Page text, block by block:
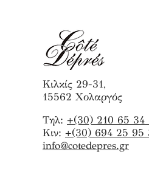
Κιλκίς 29-31,
15562 Χολαργός
Τηλ: +(30) 210 65 34
Κιν: +(30) 694 25 95
info@cotedepres.gr